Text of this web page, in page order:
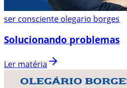
ser consciente olegario borges
Solucionando problemas
Ler matéria